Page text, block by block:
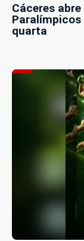
Cáceres
quarta